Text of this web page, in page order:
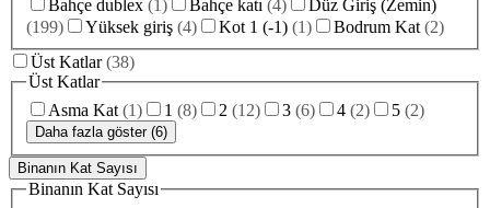
Bahçe dublex (1) Bahçe katı (4)
Düz Giriş (Zemin)
(199) Yüksek giriş (4) Kot 1 (-1) (1) Bodrum Kat (2)
Üst Katlar (38)
Üst Katlar
Asma Kat (1) 1 (8) 2 (12) 3 (6) 4 (2) 5 (2)
Daha fazla göster (6)
Binanın Kat Sayısı
Binanın Kat Sayısı